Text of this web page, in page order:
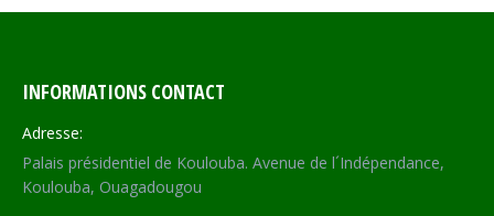
INFORMATIONS CONTACT
Adresse:
Palais présidentiel de Koulouba. Avenue de l´Indépendance,
Koulouba, Ouagadougou